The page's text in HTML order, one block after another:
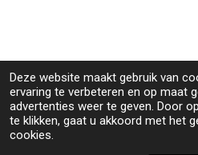
Deze website maakt gebruik van
ervaring te verbeteren en op maat
advertenties weer te geven. Door op
te klikken, gaat u akkoord met het
cookies.